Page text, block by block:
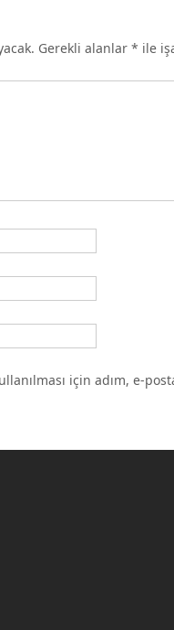
Gerekli alanlar * ile
için adım, e-